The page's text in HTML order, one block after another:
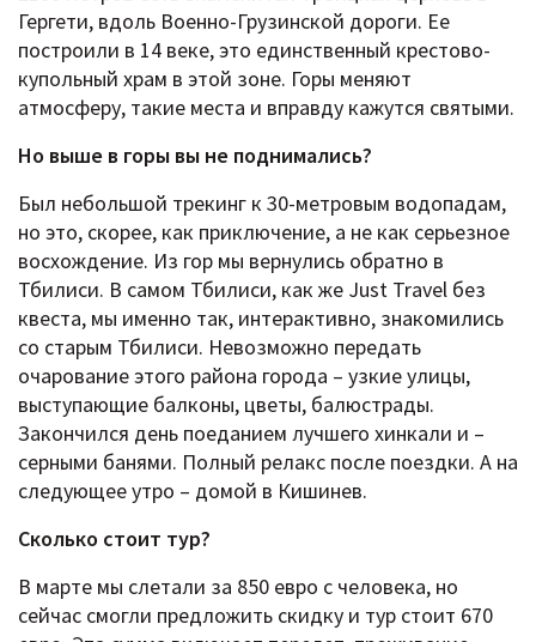
Гергети, вдоль Военно-Грузинской дороги. Ее
построили в 14 веке, это единственный крестово-
купольный храм в этой зоне. Горы меняют
атмосферу, такие места и вправду кажутся святыми.
Но выше в горы вы не поднимались?
Был небольшой трекинг к 30-метровым водопадам,
но это, скорее, как приключение, а не как серьезное
восхождение. Из гор мы вернулись обратно в
Тбилиси. В самом Тбилиси, как же Just Travel без
квеста, мы именно так, интерактивно, знакомились
со старым Тбилиси. Невозможно передать
очарование этого района города – узкие улицы,
выступающие балконы, цветы, балюстрады.
Закончился день поеданием лучшего хинкали и –
серными банями. Полный релакс после поездки. А на
следующее утро – домой в Кишинев.
Сколько стоит тур?
В марте мы слетали за 850 евро с человека, но
сейчас смогли предложить скидку и тур стоит 670